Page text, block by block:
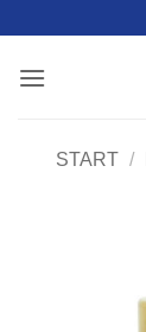
springen
START /